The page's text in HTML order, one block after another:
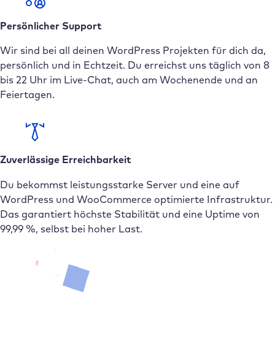
Persönlicher Support
Wir sind bei all deinen WordPress Projekten für dich da,
persönlich und in Echtzeit. Du erreichst uns täglich von 8
bis 22 Uhr im Live-Chat, auch am Wochenende und an
Feiertagen.
Zuverlässige Erreichbarkeit
Du bekommst leistungsstarke Server und eine auf
WordPress und WooCommerce optimierte Infrastruktur.
Das garantiert höchste Stabilität und eine Uptime von
99,99 %, selbst bei hoher Last.